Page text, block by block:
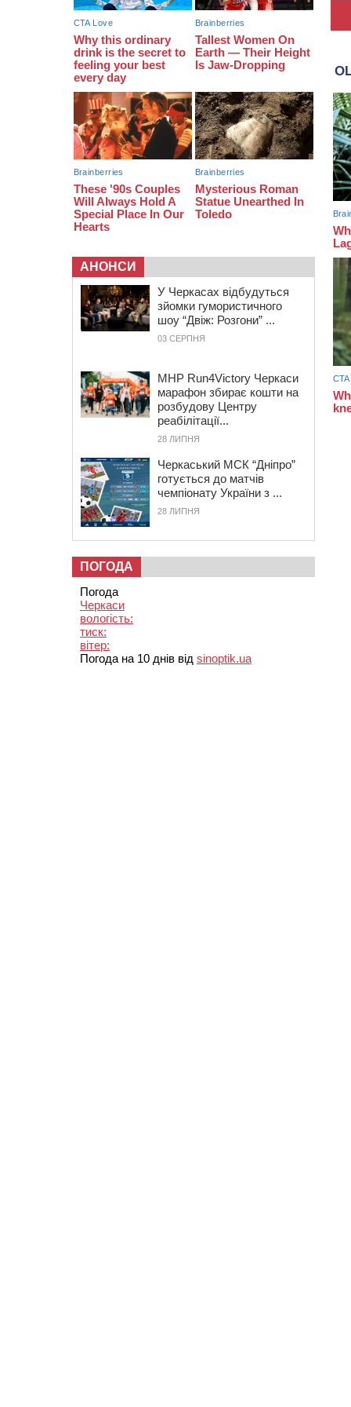
12:50
Внаслідок падіння вертольота
загинув 28-річний захисник зі
Сміли
АНОНСИ
У Черкасах відбудуться
зйомки гумористичного
шоу “Двіж: Розгони” ...
03 СЕРПНЯ
MHP Run4Victory Черкаси
марафон збирає кошти на
розбудову Центру
реабілітації...
28 ЛИПНЯ
Черкаський МСК “Дніпро”
готується до матчів
чемпіонату України з ...
28 ЛИПНЯ
ПОГОДА
Погода
Черкаси
вологість:
тиск:
вітер:
Погода на 10 днів від sinoptik.ua